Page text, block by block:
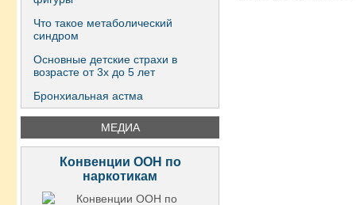
Что такое метаболический
синдром
Основные детские страхи в
возрасте от 3х до 5 лет
Бронхиальная астма
МЕДИА
Конвенции ООН по
наркотикам